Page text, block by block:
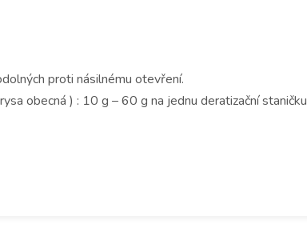
proti násilnému otevření.
obecná ) : 10 g – 60 g na jednu deratizační staničku